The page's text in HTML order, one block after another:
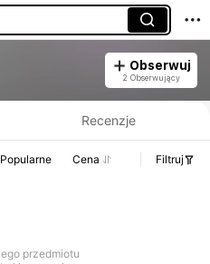
Obserwuj
2 Obserwujący
Recenzje
Cena Filtruj
przedmiotu